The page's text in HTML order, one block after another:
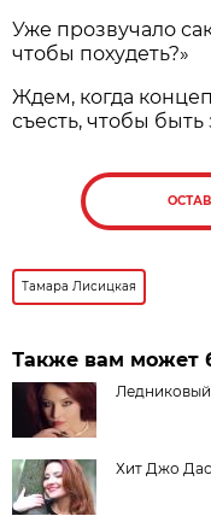
Уже прозвучало
чтобы похудеть?»
Ждем, когда
съесть, чтобы
Тамара Лисицкая
Также вам может
Хит Джо